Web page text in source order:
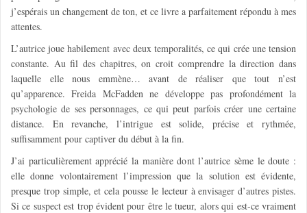
j’espérais un changement de ton, et ce livre a parfaitement répondu à mes
attentes.
L’autrice joue habilement avec deux temporalités, ce qui crée une tension
constante. Au fil des chapitres, on croit comprendre la direction dans
laquelle elle nous emmène… avant de réaliser que tout n’est
qu’apparence. Freida McFadden ne développe pas profondément la
psychologie de ses personnages, ce qui peut parfois créer une certaine
distance. En revanche, l’intrigue est solide, précise et rythmée,
suffisamment pour captiver du début à la fin.
J’ai particulièrement apprécié la manière dont l’autrice sème le doute :
elle donne volontairement l’impression que la solution est évidente,
presque trop simple, et cela pousse le lecteur à envisager d’autres pistes.
Si ce suspect est trop évident pour être le tueur, alors qui est-ce vraiment